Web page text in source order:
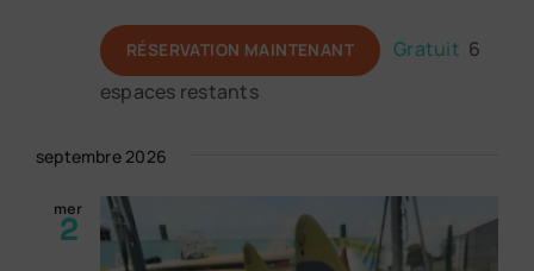
RÉSERVATION MAINTENANT Gratuit 6
espaces restants
septembre 2026
mer
2